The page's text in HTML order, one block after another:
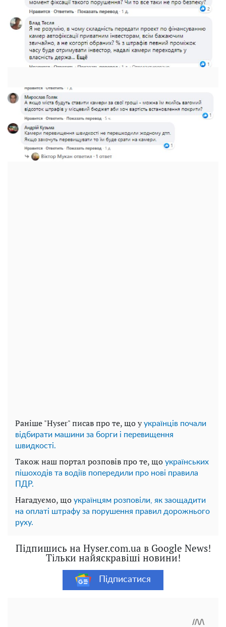
Раніше "Hyser" писав про те, що уукраїнців почали
відбирати машини за борги і перевищення
швидкості.
Також наш портал розповів про те, що українських
пішоходів та водіїв попередили про нові правила
ПДР.
Нагадуємо, що українцям розповіли, як заощадити
на оплаті штрафу за порушення правил дорожнього
руху.
Підпишись на Hyser.com.ua в Google News!
Тільки найяскравіші новини!
Підписатися